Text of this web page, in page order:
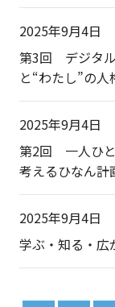
2025年9月4日
第3回 デジタル
と“わたし”の人
2025年9月4日
第2回 一人ひ
考えるひなん計
2025年9月4日
学ぶ・知る・